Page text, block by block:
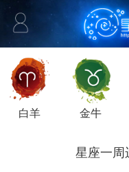
白羊 金牛
星座一周